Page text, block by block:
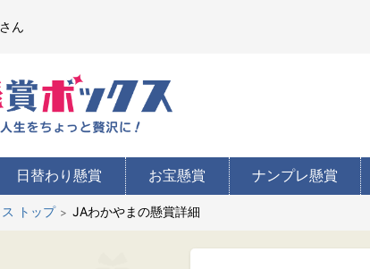
さん
日替わり懸賞 お宝懸賞 ナンプレ懸賞
トップ JAわかやまの懸賞詳細